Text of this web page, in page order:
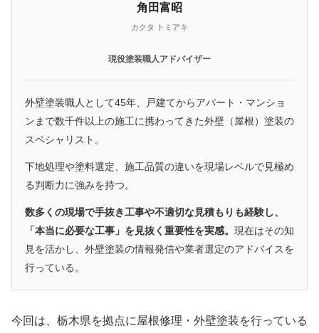
角田富昭
カクタ トミアキ
現役塗装職人アドバイザー
外壁塗装職人として45年、戸建てからアパート・マンショ
ンまで数千件以上の施工に携わってきた外壁（屋根）塗装の
スペシャリスト。
下地処理や塗料選定、施工品質の違いを現場レベルで見極め
る判断力に強みを持つ。
数多くの現場で手抜き工事や不適切な見積もりも経験し、
「本当に必要な工事」を見抜く重要性を実感。 現在はその知
見を活かし、外壁塗装の情報発信や業者選定のアドバイスを
行っている。
今回は、栃木県を拠点に屋根修理・外壁塗装を行っている